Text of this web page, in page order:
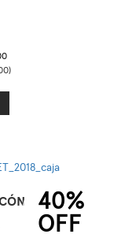
40%
OFF